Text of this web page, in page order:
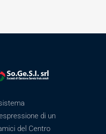
di un
del Centro